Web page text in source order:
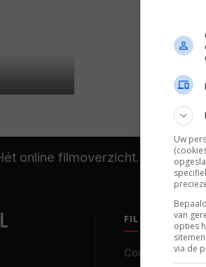
online filmoverzicht.
FILMTOTAAL
Contact
Uw
van
opties
via de